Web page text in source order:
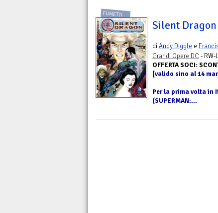
FUMETTI
Silent Dragon
diAndy Diggle e
Grandi Opere DC - RW-
OFFERTA SOCI:
[valido sino al 14
Per la prima volta in
(SUPERMAN:...